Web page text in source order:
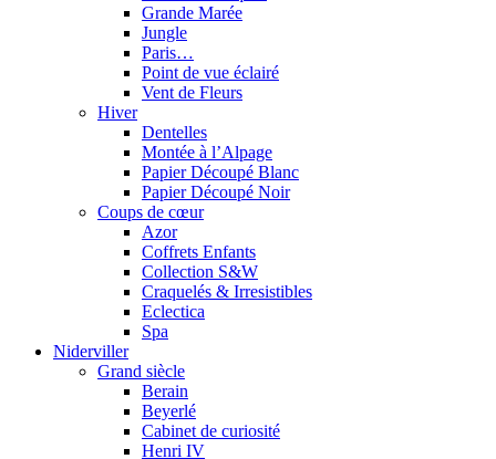
Grande Marée
Jungle
Paris…
Point de vue éclairé
Vent de Fleurs
Hiver
Dentelles
Montée à l’Alpage
Papier Découpé Blanc
Papier Découpé Noir
Coups de cœur
Azor
Coffrets Enfants
Collection S&W
Craquelés & Irresistibles
Eclectica
Spa
Niderviller
Grand siècle
Berain
Beyerlé
Cabinet de curiosité
Henri IV